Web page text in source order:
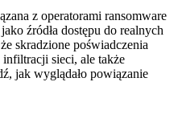
z operatorami ransomware
źródła dostępu do realnych
skradzione poświadczenia
sieci, ale także
jak wyglądało powiązanie